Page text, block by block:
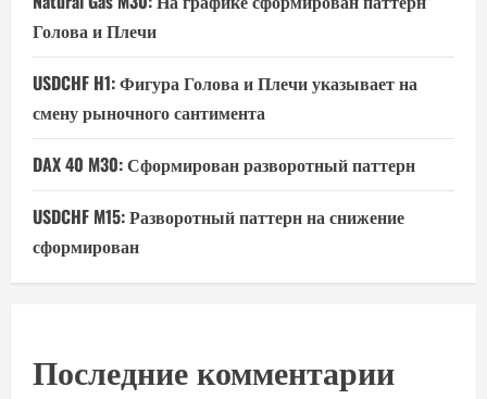
Голова и Плечи
USDCHF H1: Фигура Голова и Плечи указывает на
смену рыночного сантимента
DAX 40 M30: Сформирован разворотный паттерн
USDCHF M15: Разворотный паттерн на снижение
сформирован
Последние комментарии